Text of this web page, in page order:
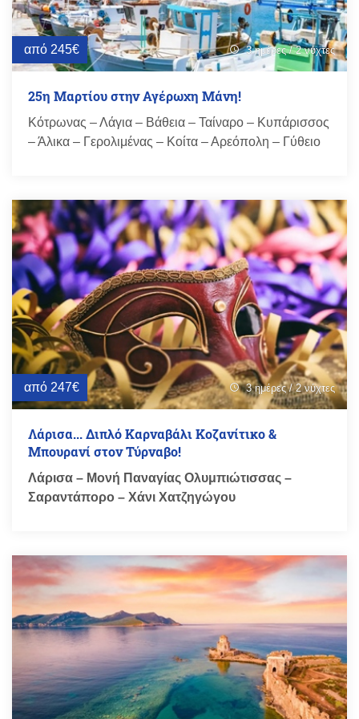
από 245€ schedule 3 ημέρες / 2 νύχτες
25η Μαρτίου στην Αγέρωχη Μάνη!
Κότρωνας – Λάγια – Βάθεια – Ταίναρο – Κυπάρισσος
– Άλικα – Γερολιμένας – Κοίτα – Αρεόπολη – Γύθειο
από 247€ schedule 3 ημέρες / 2 νύχτες
Λάρισα... Διπλό Καρναβάλι Κοζανίτικο &
Μπουρανί στον Τύρναβο!
Λάρισα – Μονή Παναγίας Ολυμπιώτισσας –
Σαραντάπορο – Χάνι Χατζηγώγου